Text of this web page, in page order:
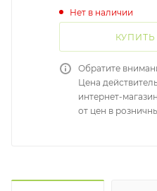
Нет в наличии
КУПИТЬ
Обратите
Цена
интернет-
от цен в